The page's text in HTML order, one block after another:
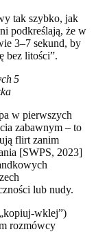
tak szybko, jak
podkreślają, że w
3–7 sekund, by
bez litości”.
5
w pierwszych
zabawnym – to
flirt zanim
[SWPS, 2023]
lub nudy.
wklej”)
rozmówcy